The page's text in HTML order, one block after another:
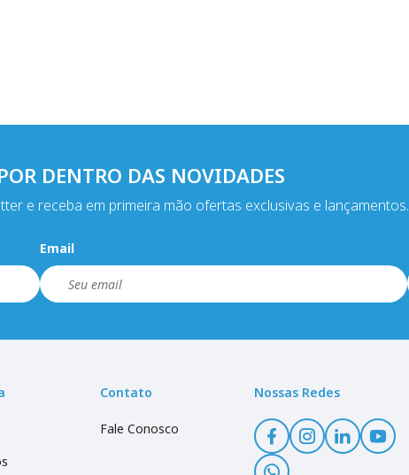
DENTRO DAS NOVIDADES
e receba em primeira mão ofertas exclusivas e lançamentos.
Email
Contato
Fale Conosco
Nossas Redes